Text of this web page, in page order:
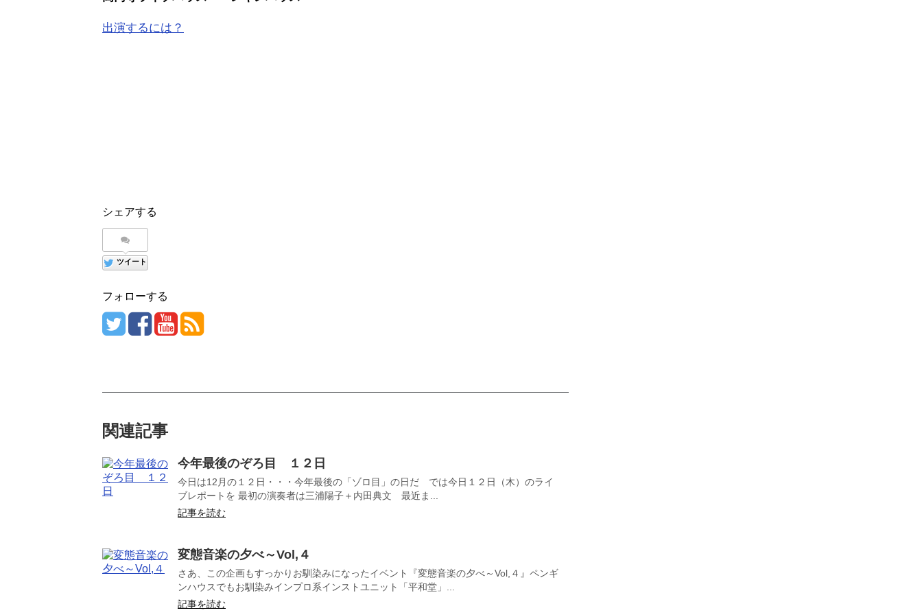
出演するには？
シェアする
ツイート
フォローする
関連記事
今年最後のぞろ目 １２日
今日は12月の１２日・・・今年最後の「ゾロ目」の日だ では今日１２日（木）のライ
ブレポートを 最初の演奏者は三浦陽子＋内田典文 最近ま...
記事を読む
変態音楽の夕べ～Vol,４
さあ、この企画もすっかりお馴染みになったイベント『変態音楽の夕べ～Vol,４』ペンギ
ンハウスでもお馴染みインプロ系インストユニット「平和堂」...
記事を読む